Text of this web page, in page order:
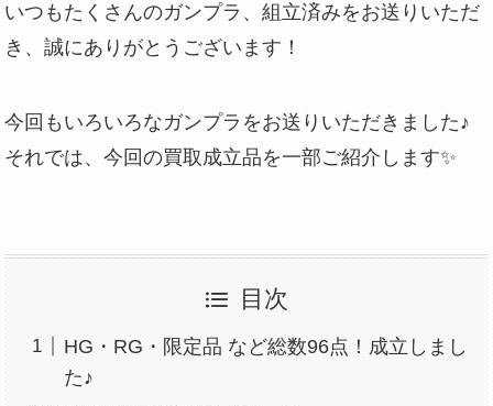
いつもたくさんのガンプラ、組立済みをお送りいただ
き、誠にありがとうございます！
今回もいろいろなガンプラをお送りいただきました♪
それでは、今回の買取成立品を一部ご紹介します✨
目次
HG・RG・限定品 など総数96点！成立しまし
た♪